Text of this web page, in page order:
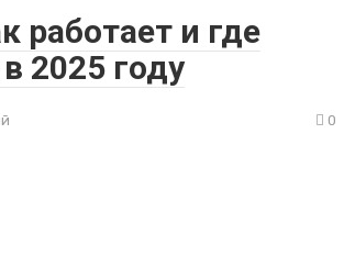
работает и где
2025 году
0